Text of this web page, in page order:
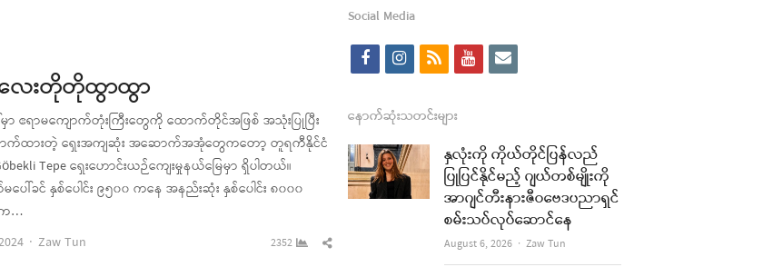
လေးတိုတိုထွာထွာ
မှာ ဧရာမကျောက်တုံးကြီးတွေကို ထောက်တိုင်အဖြစ် အသုံးပြုပြီး
ထားတဲ့ ရှေးအကျဆုံး အဆောက်အအုံတွေကတော့ တူရကီနိုင်ငံ
Tepe ရှေးဟောင်းယဉ်ကျေးမှုနယ်မြေမှာ ရှိပါတယ်။
ပေါ်ခင် နှစ်ပေါင်း ၉၅၀၀ ကနေ အနည်းဆုံး နှစ်ပေါင်း ၈၀၀၀
…
Author
Zaw Tun 2352
Share
Social Media
f
c
e
b
o
i
s
t
a
g
r
s
y
t
u
b
e
e
i
l
နောက်ဆုံးသတင်းများ
နှလုံးကို ကိုယ်တိုင်ပြန်လည်
ပြုပြင်နိုင်မည့် ဂျယ်တစ်မျိုးကို
အာဂျင်တီးနားဇီဝဗေဒပညာရှင်
စမ်းသပ်လုပ်ဆောင်နေ
August 6, 2026 Author
Zaw Tun